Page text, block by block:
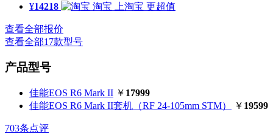
¥14218 淘宝 上淘宝 更超值
查看全部报价
查看全部17款型号
产品型号
佳能EOS R6 Mark II ￥ 17999
佳能EOS R6 Mark II套机（RF 24-105mm STM）
￥ 19599
703条点评